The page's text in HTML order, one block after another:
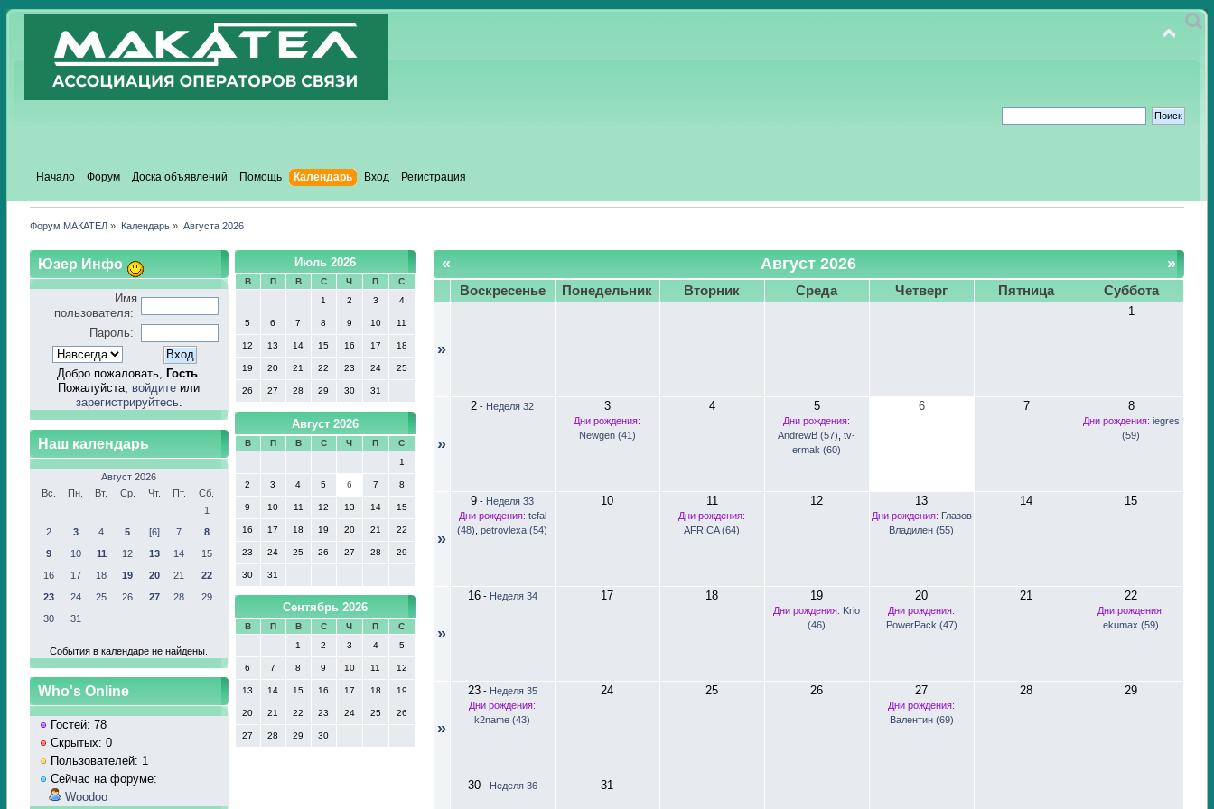
Начало Форум Доска объявлений Помощь Календарь Вход Регистрация
Форум МАКАТЕЛ » Календарь » Августа 2026
Юзер Инфо
Имя
пользователя:
Пароль:
Добро пожаловать, Гость.
Пожалуйста, войдите или
зарегистрируйтесь.
Наш календарь
Август 2026
Вс.
Пн. Вт. Ср. Чт. Пт.
Сб.
1
2
3 4 5 [6] 7
8
9
10 11 12 13 14
15
16
17 18 19 20 21
22
23
24 25 26 27 28
29
30
31
События в календаре не найдены.
Who's Online
Гостей: 78
Скрытых: 0
Пользователей: 1
Сейчас на форуме:
Woodoo
Июль 2026
В П В С Ч П
С
1
2 3 4
5 6 7 8 9 10 11
12 13 14 15 16 17 18
19 20 21 22 23 24 25
26 27 28 29 30 31
Август 2026
В П В С Ч П
С
1
2 3 4 5 6 7 8
9 10 11 12 13 14 15
16 17 18 19 20 21 22
23 24 25 26 27 28 29
30 31
Сентябрь 2026
В П В С Ч П
С
1
2 3 4 5
6 7 8 9 10 11 12
13 14 15 16 17 18 19
20 21 22 23 24 25 26
27 28 29 30
« »
Август 2026
Воскресенье Понедельник Вторник Среда Четверг Пятница Суббота
»
1
»
2 - Неделя 32 3
Дни рождения:
Newgen (41)
4 5
Дни рождения:
AndrewB (57) ,tv-
ermak (60)
6 7 8
Дни рождения: iegres
(59)
»
9 - Неделя 33
Дни рождения: tefal
(48) ,petrovlexa (54)
10 11
Дни рождения:
AFRICA (64)
12 13
Дни рождения: Глазов
Владилен (55)
14 15
»
16- Неделя 34 17 18 19
Дни рождения: Krio
(46)
20
Дни рождения:
PowerPack (47)
21 22
Дни рождения:
ekumax (59)
»
23- Неделя 35
Дни рождения:
k2name (43)
24 25 26 27
Дни рождения:
Валентин (69)
28 29
30- Неделя 36 31